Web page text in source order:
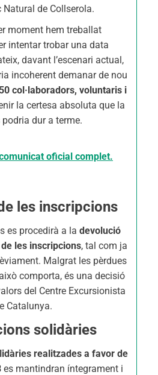
Natural de Collserola.
moment hem treballat
intentar trobar una data
davant l’escenari actual,
incoherent demanar de nou
50 col·laboradors, voluntaris i
la certesa absoluta que la
podria dur a terme.
oficial complet.
les inscripcions
es procedirà a ladevolució
les inscripcions, tal com ja
Malgrat les pèrdues
comporta, és una decisió
del Centre Excursionista
Catalunya.
solidàries
realitzades a favor de
es mantindran íntegrament i